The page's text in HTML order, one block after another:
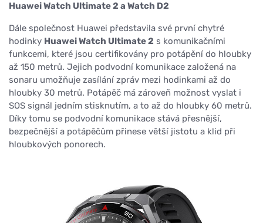
Huawei Watch Ultimate 2 a Watch D2
Dále společnost Huawei představila své první chytré
hodinky Huawei Watch Ultimate 2 s komunikačními
funkcemi, které jsou certifikovány pro potápění do hloubky
až 150 metrů. Jejich podvodní komunikace založená na
sonaru umožňuje zasílání zpráv mezi hodinkami až do
hloubky 30 metrů. Potápěč má zároveň možnost vyslat i
SOS signál jedním stisknutím, a to až do hloubky 60 metrů.
Díky tomu se podvodní komunikace stává přesnější,
bezpečnější a potápěčům přinese větší jistotu a klid při
hloubkových ponorech.